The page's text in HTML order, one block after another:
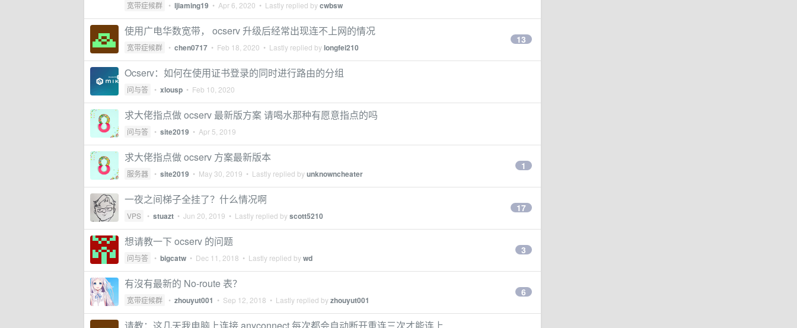
宽带症候群 • ljiaming19 • Apr 6, 2020 • Lastly replied bycwbsw
使用广电华数宽带， ocserv 升级后经常出现连不上网的情况
宽带症候群 • chen0717 • Feb 18, 2020 • Lastly replied bylongfei210
13
Ocserv：如何在使用证书登录的同时进行路由的分组
问与答 • xlousp • Feb 10, 2020
求大佬指点做 ocserv 最新版方案 请喝水那种有愿意指点的吗
问与答 • site2019 • Apr 5, 2019
求大佬指点做 ocserv 方案最新版本
服务器 • site2019 • May 30, 2019 • Lastly replied byunknowncheater
1
一夜之间梯子全挂了？什么情况啊
VPS • stuazt • Jun 20, 2019 • Lastly replied byscott5210
17
想请教一下 ocserv 的问题
问与答 • bigcatw • Dec 11, 2018 • Lastly replied bywd
3
有沒有最新的 No-route 表？
宽带症候群 • zhouyut001 • Sep 12, 2018 • Lastly replied byzhouyut001
6